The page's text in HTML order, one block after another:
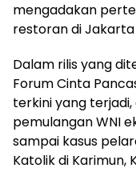
mengadakan
restoran di Jakarta
Dalam rilis yang
Forum Cinta
terkini yang
pemulangan WNI
sampai kasus
Katolik di Karimun,